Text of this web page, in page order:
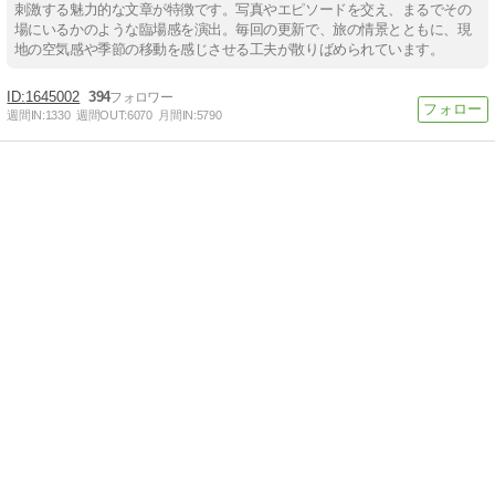
刺激する魅力的な文章が特徴です。写真やエピソードを交え、まるでその
場にいるかのような臨場感を演出。毎回の更新で、旅の情景とともに、現
地の空気感や季節の移動を感じさせる工夫が散りばめられています。
1645002 394
週間IN:1330 週間OUT:6070 月間IN:5790